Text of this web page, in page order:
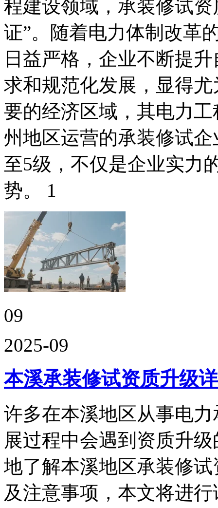
程建设领域，承装修试
证”。随着电力体制改革
日益严格，企业不断提
求和规范化发展，显得
要的经济区域，其电力
州地区运营的承装修试
至5级，不仅是企业实力
势。 1
09
2025-09
本溪承装修试资质升级
许多在本溪地区从事电
展过程中会遇到资质升
地了解本溪地区承装修
及注意事项，本文将进